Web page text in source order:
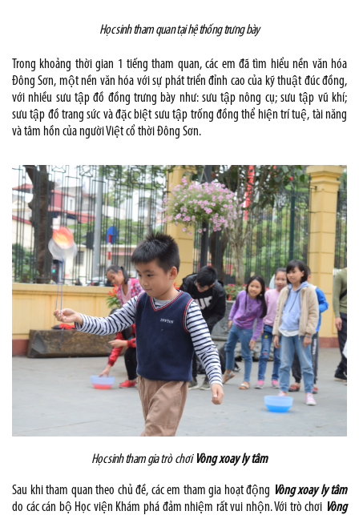
Học sinh tham quan tại hệ thống trưng bày
Trong khoảng thời gian 1 tiếng tham quan, các em đã tìm hiểu nền văn hóa
Đông Sơn, một nền văn hóa với sự phát triển đỉnh cao của kỹ thuật đúc đồng,
với nhiều sưu tập đồ đồng trưng bày như: sưu tập nông cụ; sưu tập vũ khí;
sưu tập đồ trang sức và đặc biệt sưu tập trống đồng thể hiện trí tuệ, tài năng
và tâm hồn của người Việt cổ thời Đông Sơn.
Học sinh tham giatrò chơiVòng xoay ly tâm
Sau khi tham quan theo chủ đề, các em tham gia hoạt động Vòng xoay ly tâm
do các cán bộ Học viện Khám phá đảm nhiệm rất vui nhộn. Với trò chơi Vòng